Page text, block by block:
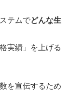
テムでどんな生
実績」を上げる
を宣伝するため